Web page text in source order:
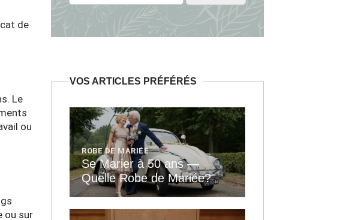
de
Le
ou
ou sur
I
VOS ARTICLES PRÉFÉRÉS
ROBE DE MARIÉE
Se Marier à 50 ans —
Quelle Robe de Mariée?